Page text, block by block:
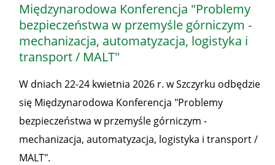
Honorowe
patronaty
Prezesa
Międzynarodowa Konferencja "Problemy
bezpieczeństwa w przemyśle górniczym -
mechanizacja, automatyzacja, logistyka i
transport / MALT"
W dniach 22-24 kwietnia 2026 r. w Szczyrku odbędzie
się Międzynarodowa Konferencja "Problemy
bezpieczeństwa w przemyśle górniczym -
mechanizacja, automatyzacja, logistyka i transport /
MALT".